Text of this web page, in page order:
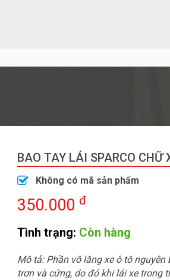
BAO TAY LÁI SPARCO CHỮ
Không có mã sản phẩm
350.000 đ
Tình trạng: Còn hàng
Mô tả: Phần vô lăng xe ô tô
trơn và cứng, do đó khi lái xe trong